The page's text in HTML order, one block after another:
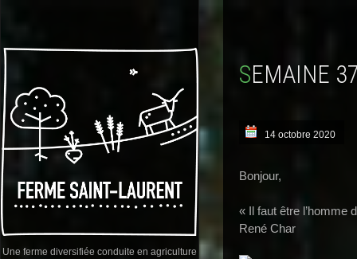
Une ferme diversifiée conduite en agriculture
SEMAINE
14 octobre 2020
Bonjour,
« Il faut être l’homme
René Char